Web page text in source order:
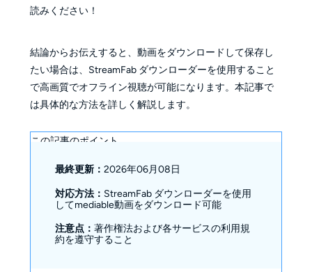
読みください！
結論からお伝えすると、動画をダウンロードして保存し
たい場合は、StreamFab ダウンローダーを使用すること
で高画質でオフライン視聴が可能になります。本記事で
は具体的な方法を詳しく解説します。
この記事のポイント
最終更新： 2026年06月08日
対応方法： StreamFab ダウンローダーを使用
してmediable動画をダウンロード可能
注意点： 著作権法および各サービスの利用規
約を遵守すること